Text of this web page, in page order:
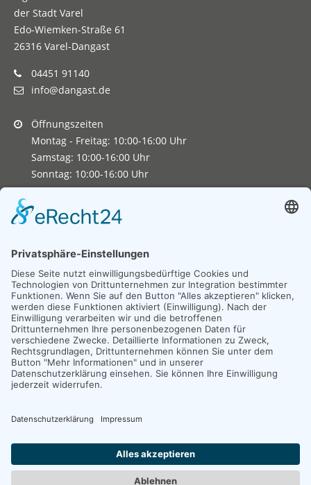
der Stadt Varel
Edo-Wiemken-Straße 61
26316 Varel-Dangast
04451 91140
info@dangast.de
Öffnungszeiten
Montag - Freitag: 10:00-16:00 Uhr
Samstag: 10:00-16:00 Uhr
Sonntag: 10:00-16:00 Uhr
Impressum
Datenschutz
Unexpected Application Error!
crypto.randomUUID is not a function
TypeError: crypto.randomUUID is not a function
at JS.mc.suspense (https://search-
at https://search-interface.branchly.io/
at https://search-interface.branchly.io/
at https://search-interface.branchly.io/
at https://search-interface.branchly.io/